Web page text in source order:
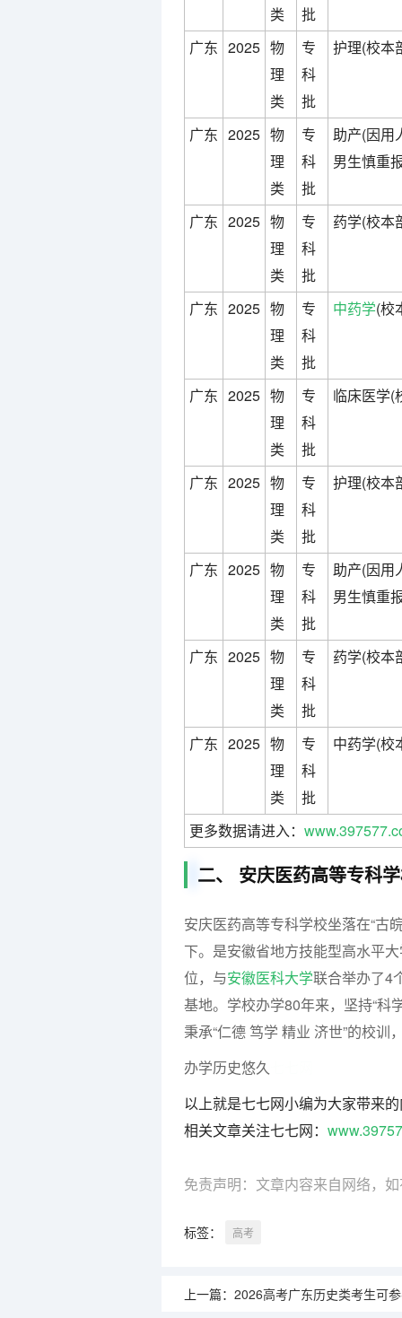
类
批
广东 2025 物
理
类
专
科
批
护理(校本
广东 2025 物
理
类
专
科
批
助产(因用
男生慎重
广东 2025 物
理
类
专
科
批
药学(校本
广东 2025 物
理
类
专
科
批
中药学(校
广东 2025 物
理
类
专
科
批
临床医学(
广东 2025 物
理
类
专
科
批
护理(校本
广东 2025 物
理
类
专
科
批
助产(因用
男生慎重
广东 2025 物
理
类
专
科
批
药学(校本
广东 2025 物
理
类
专
科
批
中药学(校
更多数据请进入：
二、 安庆医药高等专科
安庆医药高等专科学校坐落在“古
下。是安徽省地方技能型高水平
位，与安徽医科大学联合举办了4
基地。学校办学80年来，坚持“科
秉承“仁德 笃学 精业 济世”的校
办学历史悠久
以上就是七七网小编为大家带来
相关文章关注七七网：
免责声明：文章内容来自网络，
标签： 高考
上一篇： 2026高考广东历史类考生可参考报安庆医药高等专科学